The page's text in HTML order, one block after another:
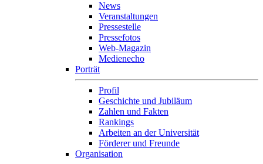
News
Veranstaltungen
Pressestelle
Pressefotos
Web-Magazin
Medienecho
Porträt
Profil
Geschichte und Jubiläum
Zahlen und Fakten
Rankings
Arbeiten an der Universität
Förderer und Freunde
Organisation